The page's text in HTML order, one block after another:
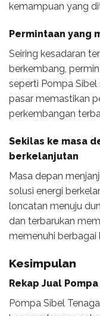
kemampuan yang
Permintaan yang
Seiring kesadaran
berkembang,
seperti Pompa
pasar memastikan
perkembangan
Sekilas ke masa
berkelanjutan
Masa depan
solusi energi
loncatan menuju
dan terbarukan
memenuhi berbagai
Kesimpulan
Rekap Jual
Pompa Sibel